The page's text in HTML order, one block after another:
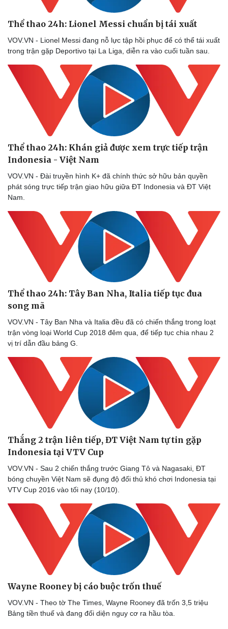
Thông tin doanh nghiệp
Doanh nghiệp 24h
Vì cộng đồng
Sành điệu
Tin Công nghệ
Chuyển đổi số
Sức khỏe
Dinh dưỡng - món ngon
Cây thuốc
Nhi khoa
Nam khoa
Đời sống
Nhà đẹp
Blog
Thể thao 24h: Lionel Messi chuẩn bị tái xuất
VOV.VN - Lionel Messi đang nỗ lực tập hồi phục để có thể tái xuất
trong trận gặp Deportivo tại La Liga, diễn ra vào cuối tuần sau.
Thể thao 24h: Khán giả được xem trực tiếp trận
Indonesia - Việt Nam
VOV.VN - Đài truyền hình K+ đã chính thức sở hữu bản quyền
phát sóng trực tiếp trận giao hữu giữa ĐT Indonesia và ĐT Việt
Nam.
Thể thao 24h: Tây Ban Nha, Italia tiếp tục đua
song mã
VOV.VN - Tây Ban Nha và Italia đều đã có chiến thắng trong loạt
trận vòng loại World Cup 2018 đêm qua, để tiếp tục chia nhau 2
vị trí dẫn đầu bảng G.
Thắng 2 trận liên tiếp, ĐT Việt Nam tự tin gặp
Indonesia tại VTV Cup
VOV.VN - Sau 2 chiến thắng trước Giang Tô và Nagasaki, ĐT
bóng chuyền Việt Nam sẽ đụng độ đối thủ khó chơi Indonesia tại
VTV Cup 2016 vào tối nay (10/10).
Wayne Rooney bị cáo buộc trốn thuế
VOV.VN - Theo tờ The Times, Wayne Rooney đã trốn 3,5 triệu
Bảng tiền thuế và đang đối diện nguy cơ ra hầu tòa.